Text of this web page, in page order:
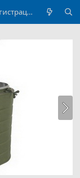
Регистрация